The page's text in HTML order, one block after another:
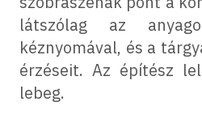
látszólag az
kéznyomával, és a
érzéseit. Az építész
lebeg.